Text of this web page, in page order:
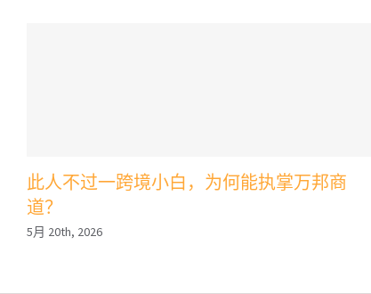
此人不过一跨境小白，为何能执掌万邦商
道？
5月 20th, 2026